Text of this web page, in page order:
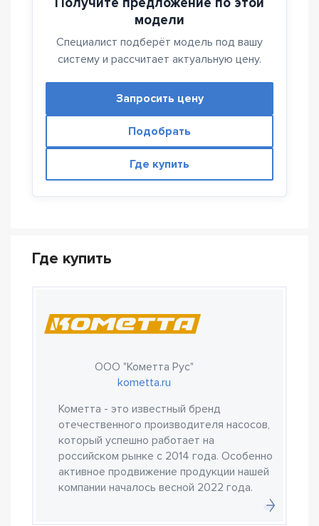
модели
Специалист подберёт модель под вашу
систему и рассчитает актуальную цену.
Запросить цену
Подобрать
Где купить
Где купить
ООО "Кометта Рус"
kometta.ru
Кометта - это известный бренд
отечественного производителя насосов,
который успешно работает на
российском рынке с 2014 года. Особенно
активное продвижение продукции нашей
компании началось весной 2022 года.